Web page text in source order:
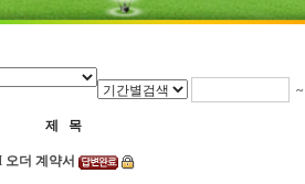
제 목
오더 계약서